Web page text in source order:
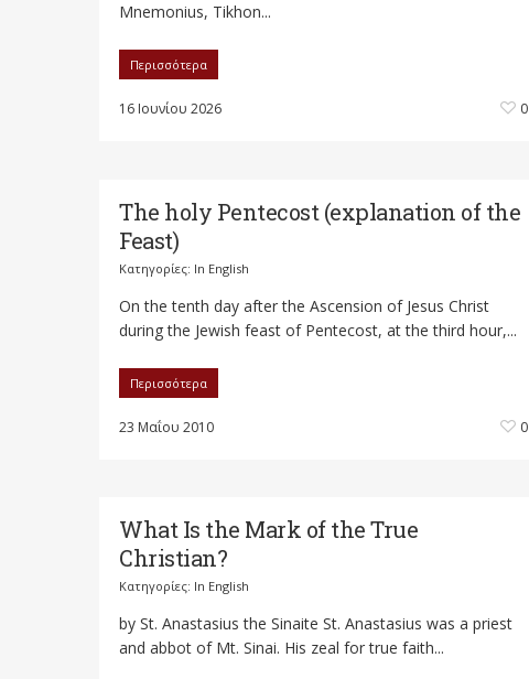
Mnemonius, Tikhon...
Περισσότερα
16 Ιουνίου 2026 0
The holy Pentecost (explanation of the
Feast)
Κατηγορίες: In English
On the tenth day after the Ascension of Jesus Christ
during the Jewish feast of Pentecost, at the third hour,...
Περισσότερα
23 Μαΐου 2010 0
What Is the Mark of the True
Christian?
Κατηγορίες: In English
by St. Anastasius the Sinaite St. Anastasius was a priest
and abbot of Mt. Sinai. His zeal for true faith...